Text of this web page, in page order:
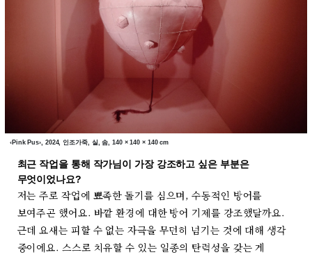
‹Pink Pus›, 2024, 인조가죽, 실, 솜, 140 × 140 × 140 cm
최근 작업을 통해 작가님이 가장 강조하고 싶은 부분은
무엇이었나요?
저는 주로 작업에 뾰족한 돌기를 심으며, 수동적인 방어를
보여주곤 했어요. 바깥 환경에 대한 방어 기제를 강조했달까요.
근데 요새는 피할 수 없는 자극을 무던히 넘기는 것에 대해 생각
중이에요. 스스로 치유할 수 있는 일종의 탄력성을 갖는 게